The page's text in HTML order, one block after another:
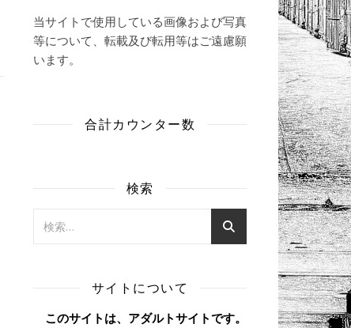
当サイトで使用している画像および写真
等について、転載及び転用等はご遠慮願
います。
合計カウンター数
検索
サイトについて
このサイトは、アダルトサイトです。